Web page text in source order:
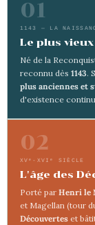
01
1143 — LA
Le plus
Né de la
reconnu dès 1143.
plus anciennes et
d'existence
02
XVᵉ-XVIᵉ SIÈCLE
L'âge des
Porté par Henri le
et Magellan (tour
Découverteset